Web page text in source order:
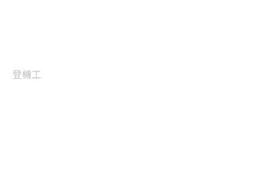
登機工